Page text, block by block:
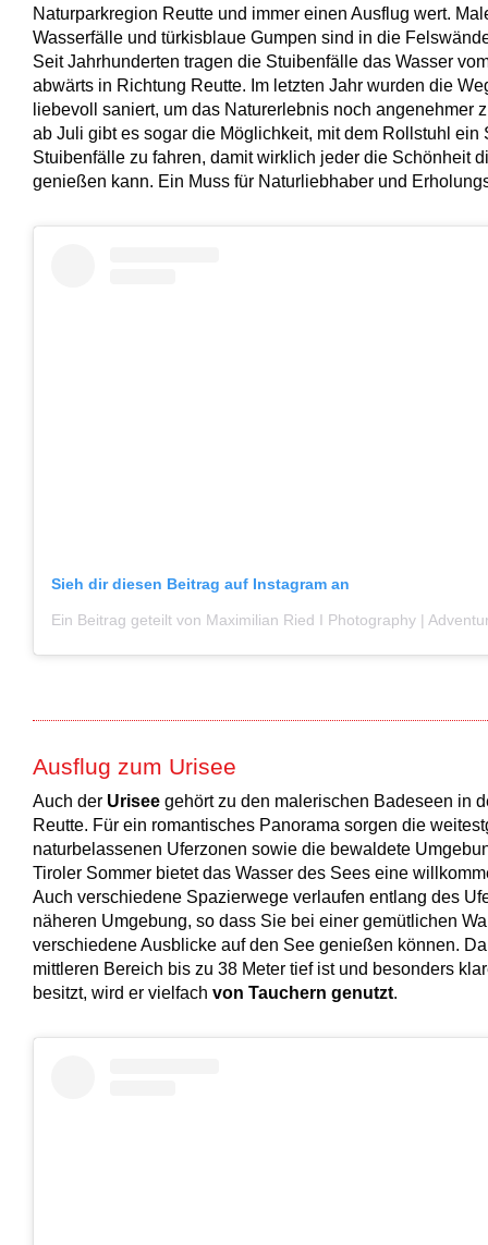
Naturparkregion Reutte und immer einen Ausflug wert.
Wasserfälle und türkisblaue Gumpen sind in die
Seit Jahrhunderten tragen die Stuibenfälle das Wasser
abwärts in Richtung Reutte. Im letzten Jahr wurden die
liebevoll saniert, um das Naturerlebnis noch angenehmer
ab Juli gibt es sogar die Möglichkeit, mit dem Rollstuhl ein
Stuibenfälle zu fahren, damit wirklich jeder die Schönheit
genießen kann. Ein Muss für Naturliebhaber und
Sieh dir diesen Beitrag auf Instagram an
Ausflug zum Urisee
Auch der Urisee gehört zu den malerischen Badeseen in
Reutte. Für ein romantisches Panorama sorgen die
naturbelassenen Uferzonen sowie die bewaldete
Tiroler Sommer bietet das Wasser des Sees eine
Auch verschiedene Spazierwege verlaufen entlang des
näheren Umgebung, so dass Sie bei einer gemütlichen
verschiedene Ausblicke auf den See genießen können.
mittleren Bereich bis zu 38 Meter tief ist und besonders
besitzt, wird er vielfach von Tauchern genutzt.